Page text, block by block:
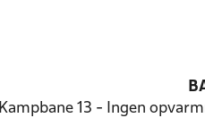
Kampbane 13 - Ingen